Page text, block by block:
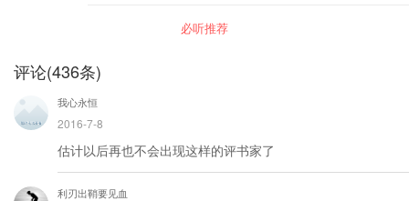
是一部人文长篇小说，明清时期甚至有“第一才子
的真实盖过了历史的真实。
演义》是连派评书的看家书，在曲坛享有盛誉。
《官渡之战》由董承夜访刘备起，到曹操大败袁
鼓骂曹、土山约三事、白马坡、挂印封金、灞桥
挑袍、过五关斩六将、古城会、收赵云、孙策托
完成了对人物形象的塑造及性格的刻画，使其丰
满灵动，跃然眼前。不仅如此，评书听书更听
评理，以评取胜，让你在跌宕起伏的故事情节中
必听推荐
评论(436条)
我心永恒
2016-7-8
估计以后再也不会出现这样的评书家了
利刃出鞘要见血